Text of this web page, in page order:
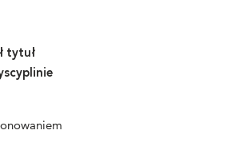
tytuł